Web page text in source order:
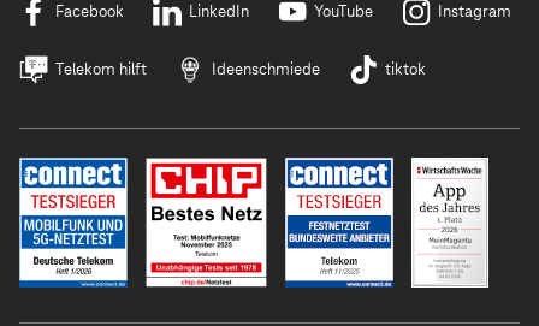
Facebook LinkedIn YouTube Instagram
Telekom hilft Ideenschmiede tiktok